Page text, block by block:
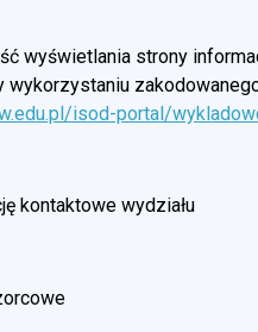
wyświetlania strony
wykorzystaniu
isod-portal/
kontaktowe wydziału